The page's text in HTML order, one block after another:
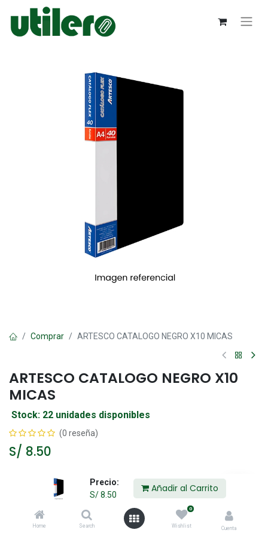
Precio:
S/8.50
Añadir al Carrito
Home Search
0
Wishlist Cuenta
Comprar ARTESCO CATALOGO NEGRO X10 MICAS
ARTESCO CATALOGO NEGRO X10
MICAS
Stock: 22 unidades disponibles
(0 reseña)
S/ 8.50
Añadir al Carrito
Agregar a la lista de deseos